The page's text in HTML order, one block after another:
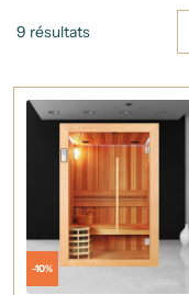
9 résultats
-10%